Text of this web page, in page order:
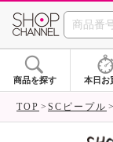
商品を探す 本日お
TOP SCピープル